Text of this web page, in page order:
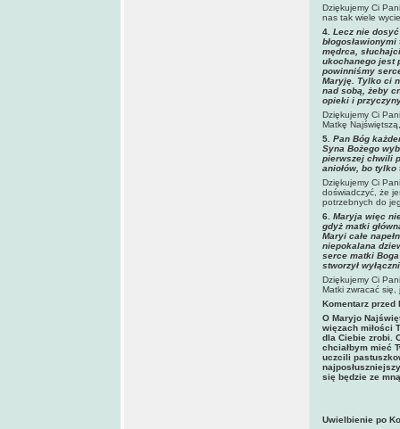
Dziękujemy Ci
nas tak wiele
4. Lecz nie
mędrca,
ukochanego jest
powinniśmy
Maryję. Tylko ci
nad sobą, żeby
opieki i
Dziękujemy Ci
Matkę
5. Pan Bóg
Syna Bożego
pierwszej chwili
aniołów, bo tylko
Dziękujemy Ci
doświadczyć, że
potrzebnych do
6. Maryja więc
gdyż matki
Maryi całe
niepokalana
serce matki
stworzył
Dziękujemy Ci
Matki zwracać
Komentarz przed
O Maryjo
więzach miłości
dla Ciebie zrobi.
chciałbym mieć
uczcili
się będzie ze
Uwielbienie po